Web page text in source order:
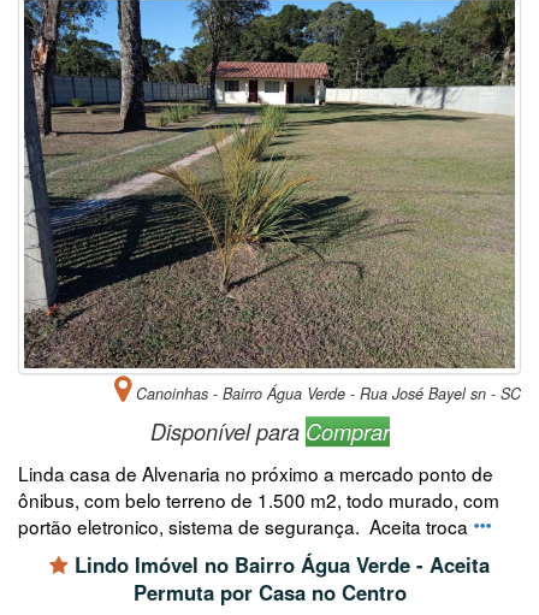
Canoinhas - Bairro Água Verde - Rua José Bayel sn - SC
Disponível para Comprar
Linda casa de Alvenaria no próximo a mercado ponto de
ônibus, com belo terreno de 1.500 m2, todo murado, com
portão eletronico, sistema de segurança. Aceita troca
Lindo Imóvel no Bairro Água Verde - Aceita
Permuta por Casa no Centro